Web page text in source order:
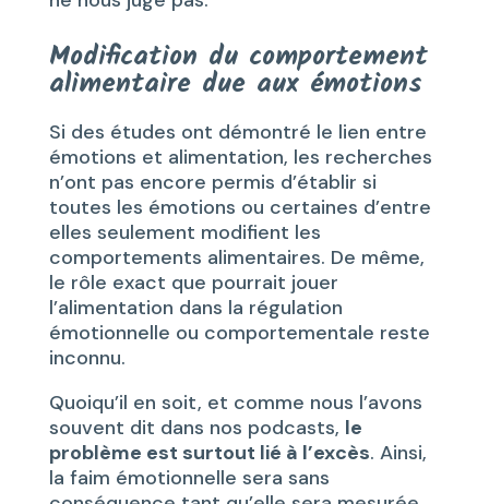
Modification du comportement
alimentaire due aux émotions
Si des études ont démontré le lien entre
émotions et alimentation, les recherches
n’ont pas encore permis d’établir si
toutes les émotions ou certaines d’entre
elles seulement modifient les
comportements alimentaires. De même,
le rôle exact que pourrait jouer
l’alimentation dans la régulation
émotionnelle ou comportementale reste
inconnu.
Quoiqu’il en soit, et comme nous l’avons
souvent dit dans nos podcasts, le
problème est surtout lié à l’excès. Ainsi,
la faim émotionnelle sera sans